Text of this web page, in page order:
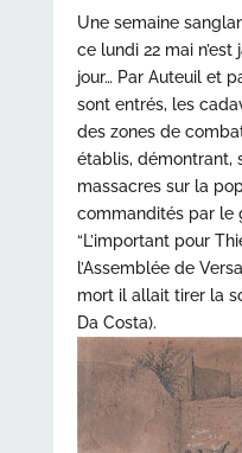
Une semaine
ce lundi 22 mai
jour… Par Auteuil et
sont entrés, les
des zones de
établis, démontrant,
massacres sur la
commandités par le
“L’important pour
l’Assemblée de
mort il allait tirer la
Da Costa).